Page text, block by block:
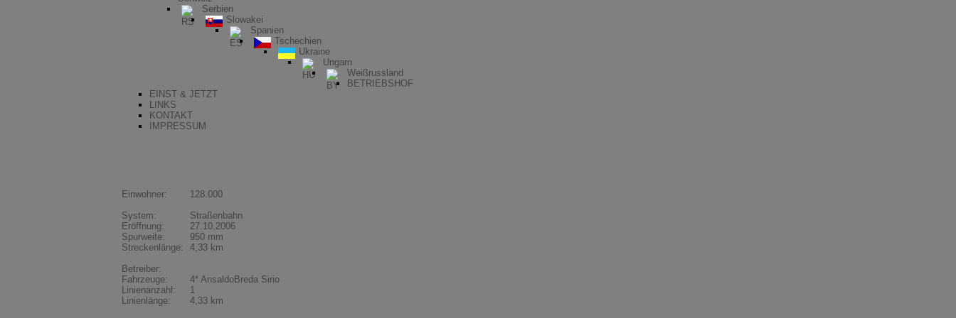
Serbien
Slowakei
Spanien
Tschechien
Ukraine
Ungarn
Weißrussland
BETRIEBSHOF
EINST & JETZT
LINKS
KONTAKT
IMPRESSUM
Einwohner:
System:
Eröffnung:
Spurweite:
Streckenlänge:
Betreiber:
Fahrzeuge:
Linienanzahl:
Linienlänge:
128.000
Straßenbahn
27.10.2006
950 mm
4,33 km
4* AnsaldoBreda Sirio
1
4,33 km